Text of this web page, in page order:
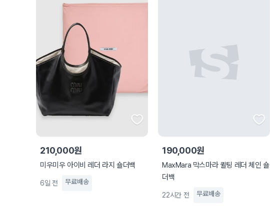
210,000원
미우미우 아이비 레더 라지 숄더백
6일 전 무료배송
190,000원
MaxMara 막스마라 퀼팅 레더 체인 숄
더백
22시간 전 무료배송